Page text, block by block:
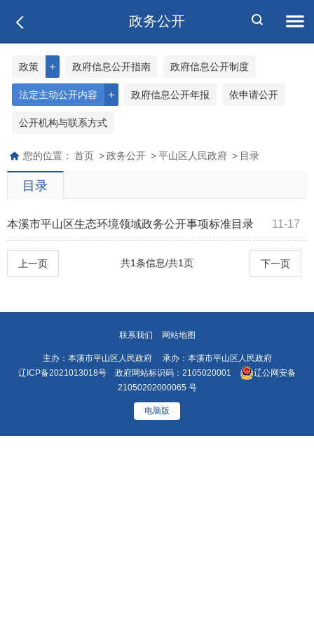
政务公开
＋
政策 政府信息公开指南 政府信息公开制度
＋
法定主动公开内容 政府信息公开年报 依申请公开
公开机构与联系方式
您的位置： 首页 > 政务公开 > 平山区人民政府 > 目录
目录
11-17
本溪市平山区生态环境领域政务公开事项标准目录
上一页 下一页
共1条信息/共1页
联系我们 网站地图
主办：本溪市平山区人民政府 承办：本溪市平山区人民政府
辽ICP备2021013018号 政府网站标识码：2105020001
辽公网安备
21050202000065 号
电脑版